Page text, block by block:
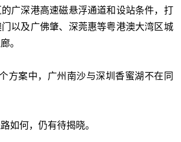
广深港高速磁悬浮通道和设站条件，打
以及广佛肇、深莞惠等粤港澳大湾区城
。
方案中，广州南沙与深圳香蜜湖不在同
如何，仍有待揭晓。